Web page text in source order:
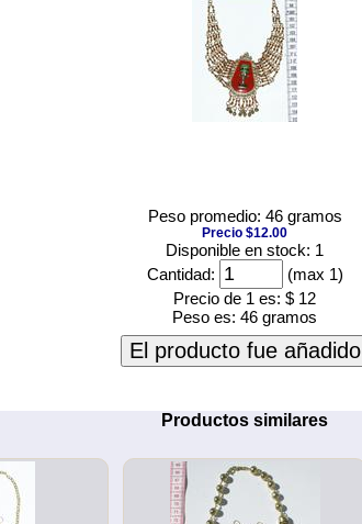
Peso promedio: 46 gramos
Precio $12.00
Disponible en stock: 1
Cantidad:
(max 1)
Precio de 1 es: $ 12
Peso es: 46 gramos
El producto fue añadido
Productos similares